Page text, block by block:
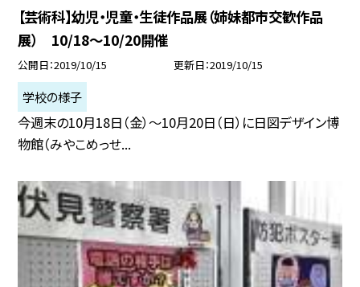
【芸術科】幼児・児童・生徒作品展（姉妹都市交歓作品
展） 10/18〜10/20開催
公開日 2019/10/15 更新日 2019/10/15
学校の様子
今週末の10月18日（金）〜10月20日（日）に日図デザイン博
物館（みやこめっせ...